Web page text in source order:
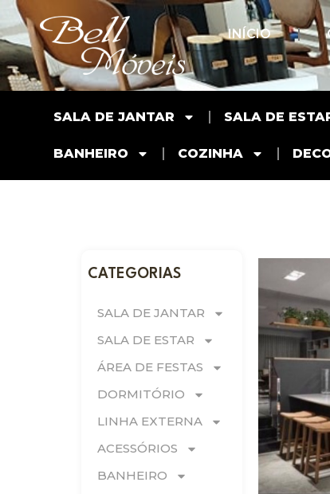
INÍCIO
SALA DE JANTAR SALA DE
BANHEIRO COZINHA
CATEGORIAS
SALA DE JANTAR
SALA DE ESTAR
ÁREA DE FESTAS
DORMITÓRIO
LINHA EXTERNA
ACESSÓRIOS
BANHEIRO